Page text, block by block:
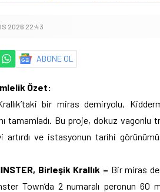
2026 22:43
ABONE OL
Özet:
bir miras demiryolu,
tamamladı. Bu proje, dokuz vagonlu
artırdı ve istasyonun tarihi
Birleşik Krallık – Bir miras
Town’da 2 numaralı peronun 60